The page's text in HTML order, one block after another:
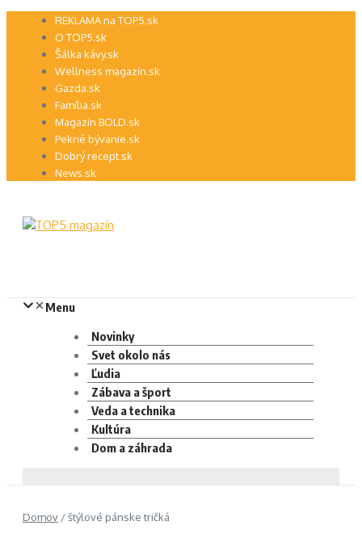
Preskočiť REKLAMA na TOP5.sk
O TOP5.sk
Šálka kávy.sk
Wellness magazín.sk
Gazda.sk
Família.sk
Magazín BOLD.sk
Pekné bývanie.sk
Dobrý recept.sk
News.sk
Menu
Novinky
Svet okolo nás
Ľudia
Zábava a šport
Veda a technika
Kultúra
Dom a záhrada
Domov /štýlové pánske tričká